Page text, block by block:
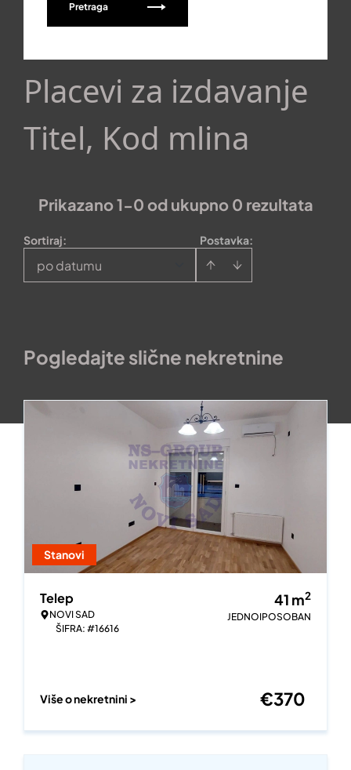
Pretraga
Placevi za izdavanje
Titel, Kod mlina
Prikazano 1-0 od ukupno 0 rezultata
Postavka:
Sortiraj:
po datumu
Pogledajte slične nekretnine
Stanovi
Telep
NOVI SAD
ŠIFRA: #16616
41 m2
JEDNOIPOSOBAN
Više o nekretnini > €370